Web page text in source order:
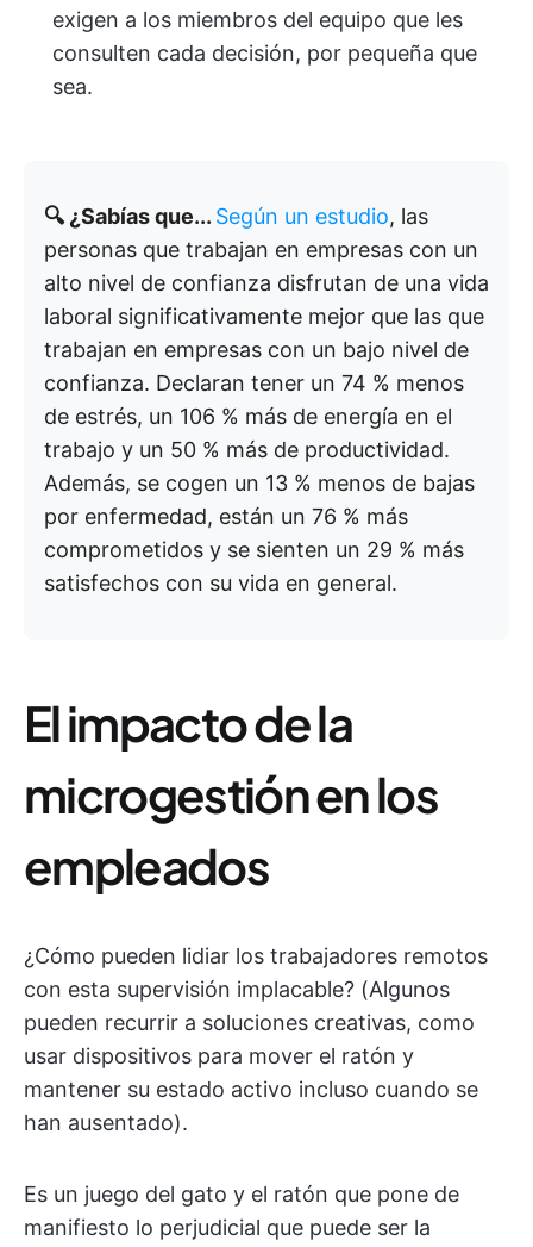
exigen a los miembros del equipo que les
consulten cada decisión, por pequeña que
sea.
🔍 ¿Sabías que... Según un estudio, las
personas que trabajan en empresas con un
alto nivel de confianza disfrutan de una vida
laboral significativamente mejor que las que
trabajan en empresas con un bajo nivel de
confianza. Declaran tener un 74 % menos
de estrés, un 106 % más de energía en el
trabajo y un 50 % más de productividad.
Además, se cogen un 13 % menos de bajas
por enfermedad, están un 76 % más
comprometidos y se sienten un 29 % más
satisfechos con su vida en general.
El impacto de la
microgestión en los
empleados
¿Cómo pueden lidiar los trabajadores remotos
con esta supervisión implacable? (Algunos
pueden recurrir a soluciones creativas, como
usar dispositivos para mover el ratón y
mantener su estado activo incluso cuando se
han ausentado).
Es un juego del gato y el ratón que pone de
manifiesto lo perjudicial que puede ser la